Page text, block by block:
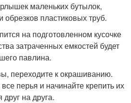
маленьких бутылок,
обрезков пластиковых труб.
на подготовленном кусочке
затраченных емкостей будет
павлина.
переходите к окрашиванию.
перья и начинайте крепить их
на друга.